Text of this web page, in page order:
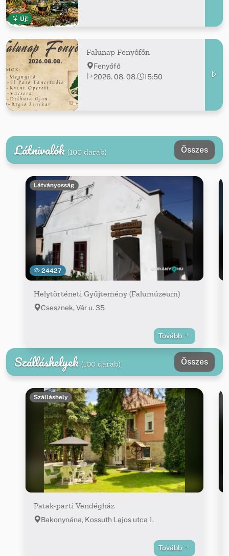
Új!
Falunap Fenyőfőn
Fenyőfő
2026. 08. 08.
15:50
Látnivalók (100 darab) Összes
24427
Látványosság
Helytörténeti Gyűjtemény (Falumúzeum)
Csesznek, Vár u. 35
Tovább
Szálláshelyek (100 darab) Összes
Szálláshely
Patak-parti Vendégház
Bakonynána, Kossuth Lajos utca 1.
Tovább